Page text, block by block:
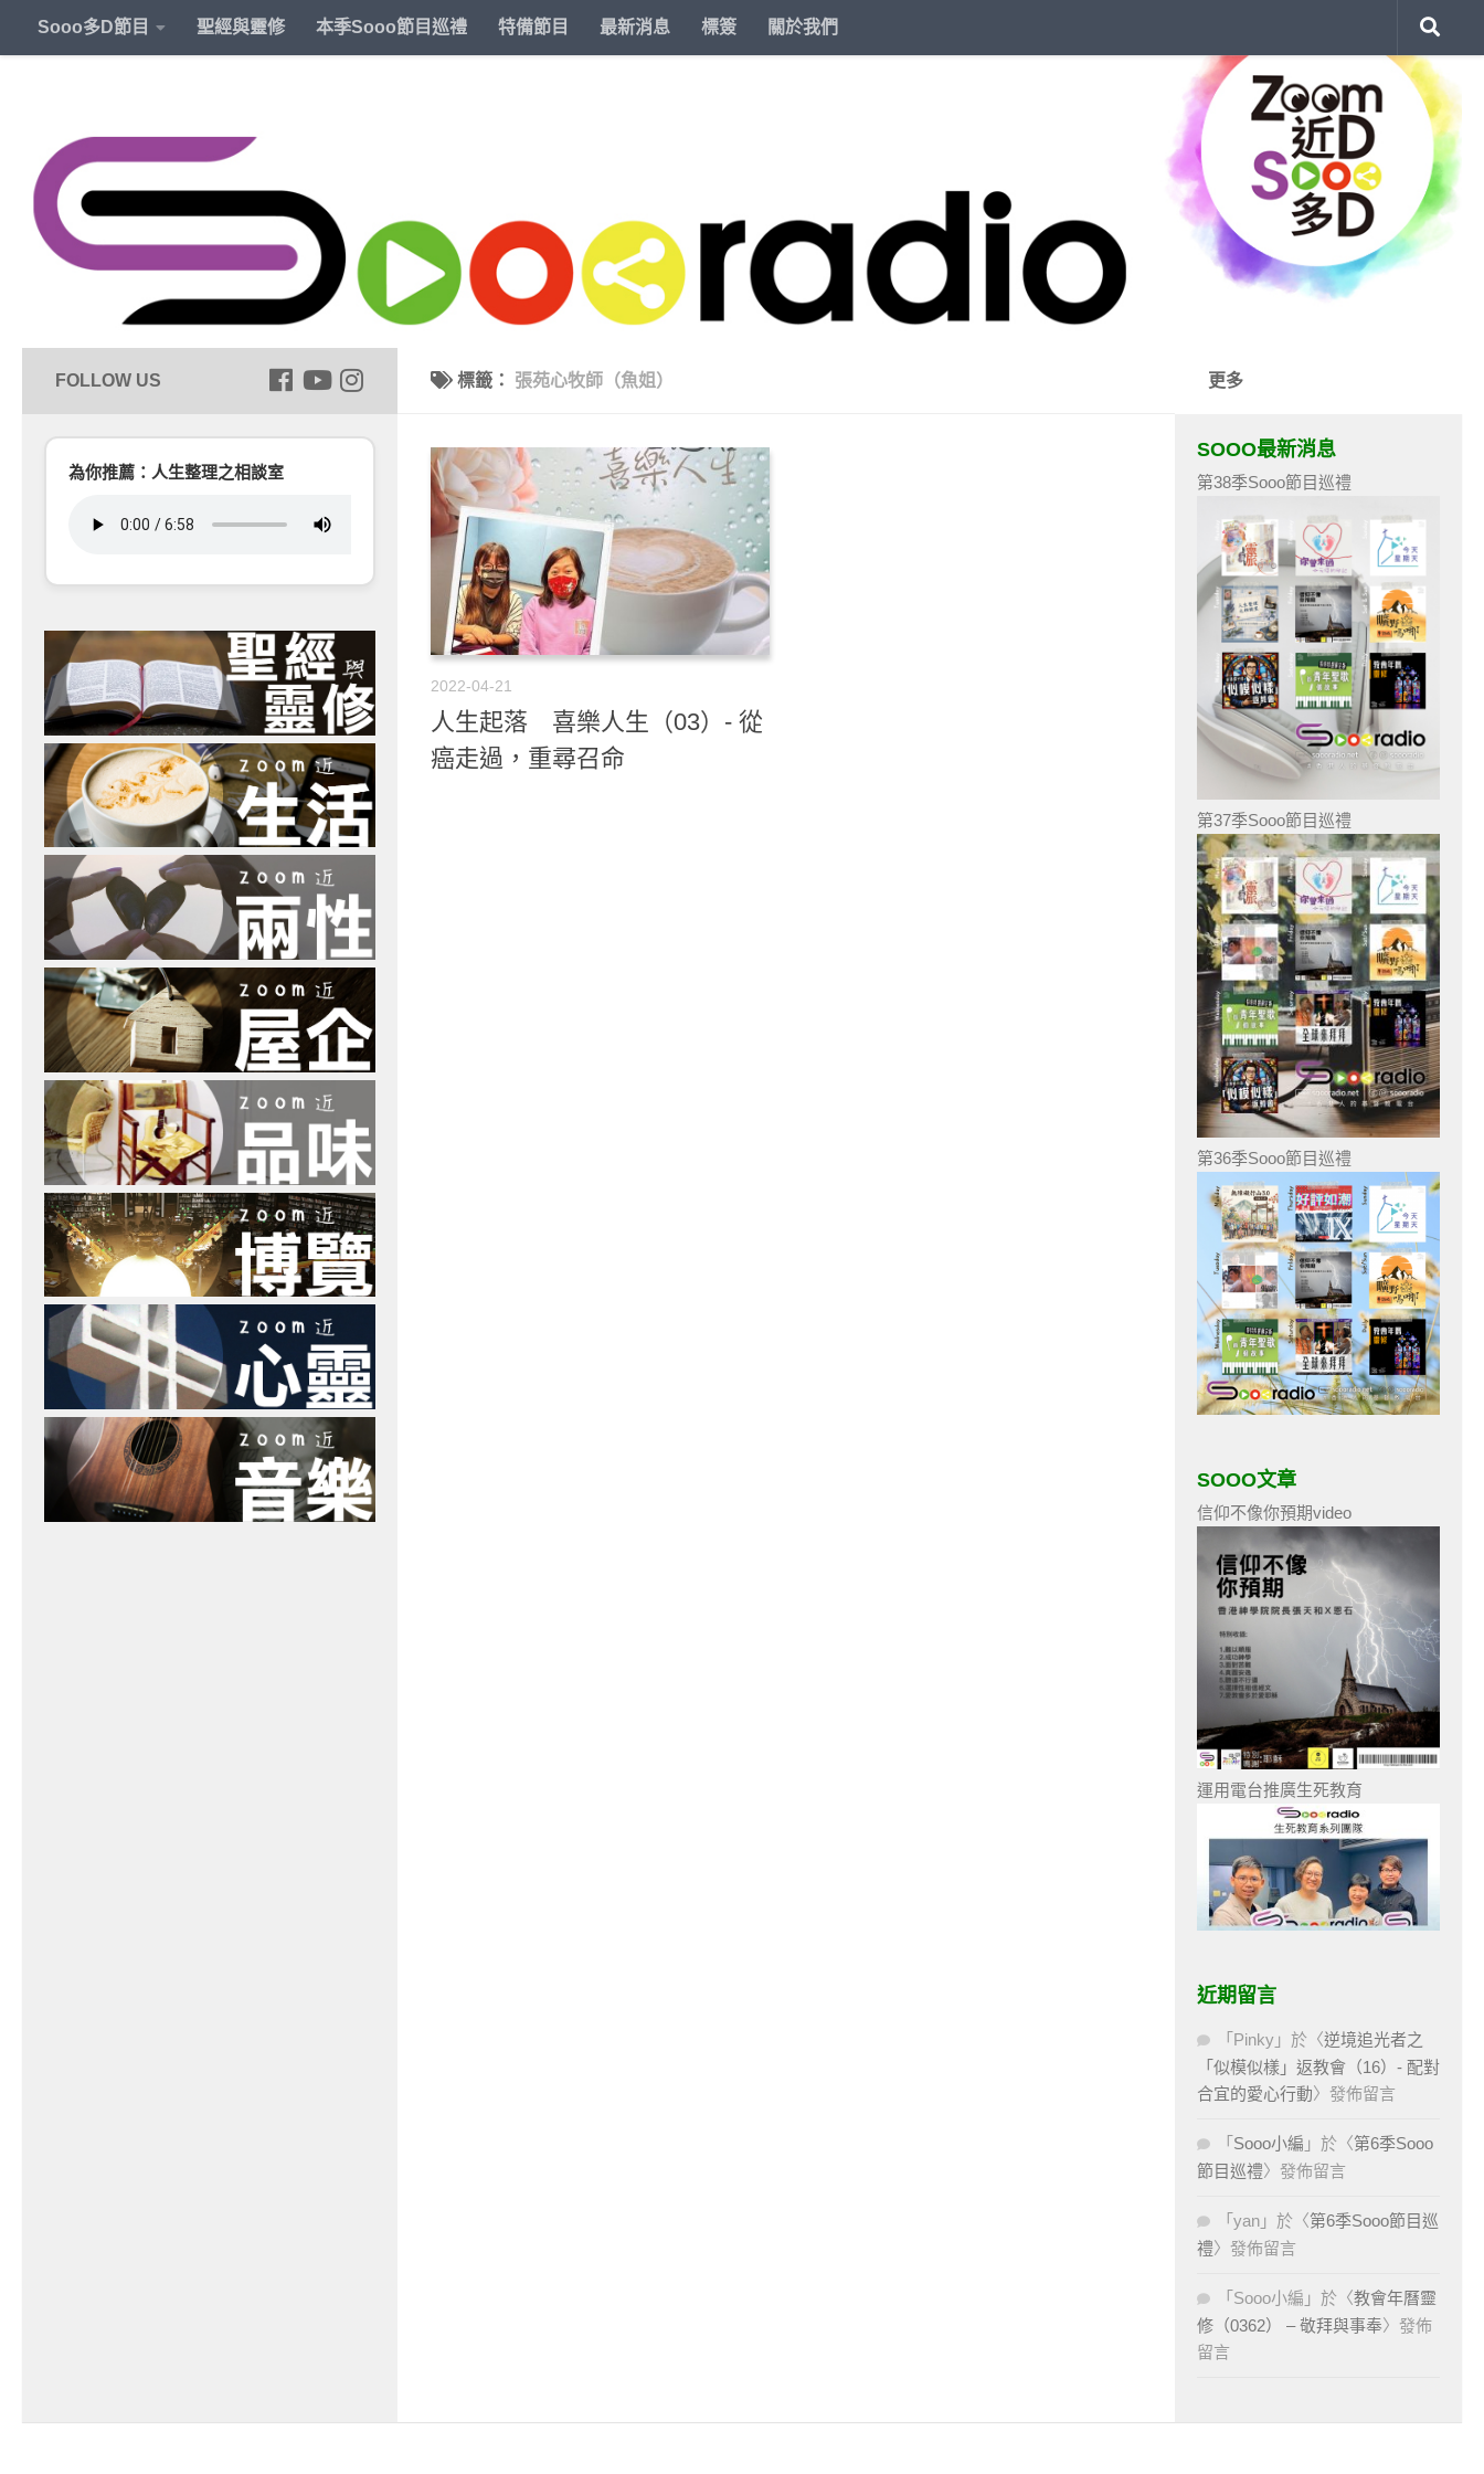
Sooo多D節目 聖經與靈修 本季Sooo節目巡禮 特備節目 最新消息 標簽 關於我們
標籤： 張苑心牧師（魚姐）
2022-04-21
人生起落 喜樂人生（03）- 從
癌走過，重尋召命
為你推薦：人生整理之相談室
更多
SOOO最新消息
第38季Sooo節目巡禮
第37季Sooo節目巡禮
第36季Sooo節目巡禮
SOOO文章
信仰不像你預期video
運用電台推廣生死教育
近期留言
「 Pinky 」於〈逆境追光者之
「似模似樣」返教會（16）- 配對
合宜的愛心行動〉發佈留言
「 Sooo小編 」於〈第6季Sooo
節目巡禮〉發佈留言
「 yan 」於〈第6季Sooo節目巡
禮〉發佈留言
「 Sooo小編 」於〈教會年曆靈
修（0362） – 敬拜與事奉〉發佈
留言